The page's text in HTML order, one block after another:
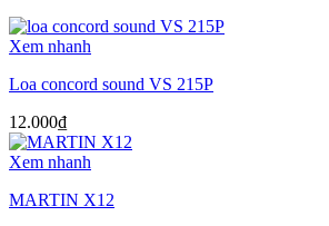
Xem nhanh
Loa concord sound VS 215P
12.000₫
Xem nhanh
MARTIN X12